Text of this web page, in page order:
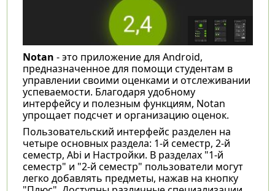
Notan - это приложение для Android,
предназначенное для помощи студентам в
управлении своими оценками и отслеживании
успеваемости. Благодаря удобному
интерфейсу и полезным функциям, Notan
упрощает подсчет и организацию оценок.
Пользовательский интерфейс разделен на
четыре основных раздела: 1-й семестр, 2-й
семестр, Abi и Настройки. В разделах "1-й
семестр" и "2-й семестр" пользователи могут
легко добавлять предметы, нажав на кнопку